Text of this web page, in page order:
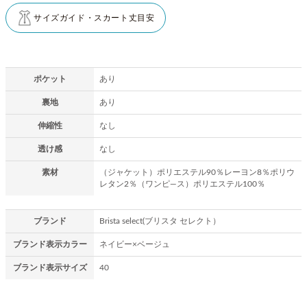
サイズガイド・スカート丈目安
ポケット あり
裏地 あり
伸縮性 なし
透け感 なし
素材
（ジャケット）ポリエステル90％レーヨン8％ポリウ
レタン2％（ワンピ―ス）ポリエステル100％
ブランド Brista select(ブリスタ セレクト）
ブランド表示カラー ネイビー×ベージュ
ブランド表示サイズ 40